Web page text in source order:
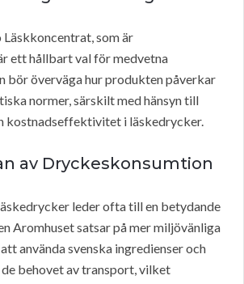
Läskkoncentrat, som är
ett hållbart val för medvetna
bör överväga hur produkten påverkar
normer, särskilt med hänsyn till
kostnadseffektivitet i läskedrycker.
av Dryckeskonsumtion
leder ofta till en betydande
Aromhuset satsar på mer miljövänliga
använda svenska ingredienser och
behovet av transport, vilket